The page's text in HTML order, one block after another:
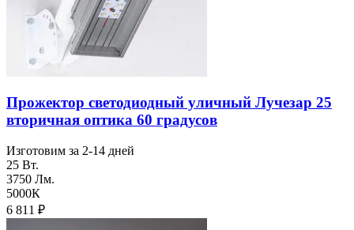
Прожектор светодиодный уличный Лучезар 25
вторичная оптика 60 градусов
Изготовим за 2-14 дней
25 Вт.
3750 Лм.
5000К
6 811 ₽